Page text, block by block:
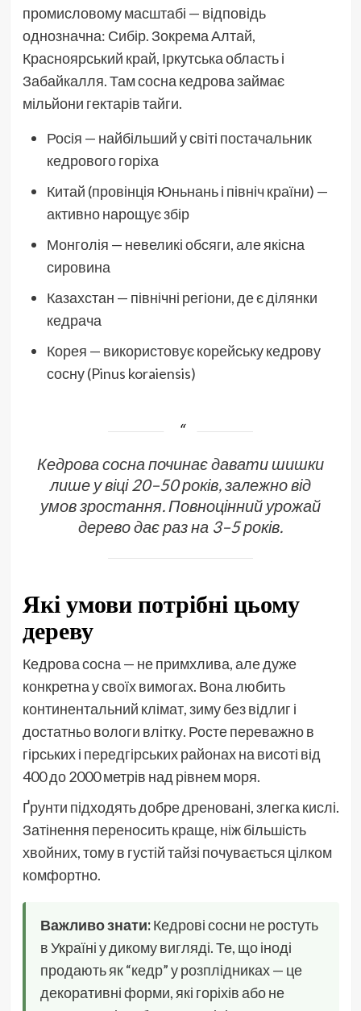
промисловому масштабі — відповідь
однозначна: Сибір. Зокрема Алтай,
Красноярський край, Іркутська область і
Забайкалля. Там сосна кедрова займає
мільйони гектарів тайги.
Росія — найбільший у світі постачальник
кедрового горіха
Китай (провінція Юньнань і північ країни) —
активно нарощує збір
Монголія — невеликі обсяги, але якісна
сировина
Казахстан — північні регіони, де є ділянки
кедрача
Корея — використовує корейську кедрову
сосну (Pinus koraiensis)
Кедрова сосна починає давати шишки
лише у віці 20–50 років, залежно від
умов зростання. Повноцінний урожай
дерево дає раз на 3–5 років.
Які умови потрібні цьому
дереву
Кедрова сосна — не примхлива, але дуже
конкретна у своїх вимогах. Вона любить
континентальний клімат, зиму без відлиг і
достатньо вологи влітку. Росте переважно в
гірських і передгірських районах на висоті від
400 до 2000 метрів над рівнем моря.
Ґрунти підходять добре дреновані, злегка кислі.
Затінення переносить краще, ніж більшість
хвойних, тому в густій тайзі почувається цілком
комфортно.
Важливо знати:Кедрові сосни не ростуть
в Україні у дикому вигляді. Те, що іноді
продають як “кедр” у розплідниках — це
декоративні форми, які горіхів або не